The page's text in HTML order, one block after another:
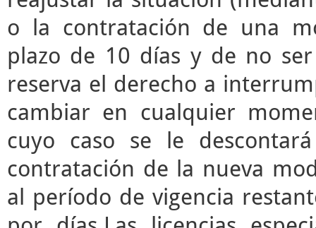
o la contratación de una
plazo de 10 días y de no
reserva el derecho a
cambiar en cualquier
cuyo caso se le
contratación de la nueva
al período de vigencia